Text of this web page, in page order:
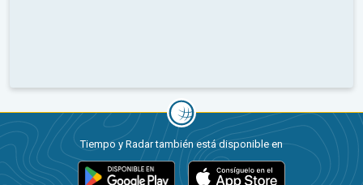
Tiempo y Radar también está disponible en